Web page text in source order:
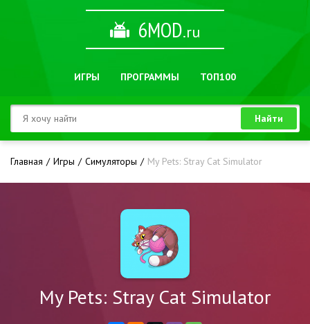
6MOD.ru
ИГРЫ ПРОГРАММЫ ТОП100
Найти
Главная Игры Симуляторы My Pets: Stray Cat Simulator
My Pets: Stray Cat Simulator